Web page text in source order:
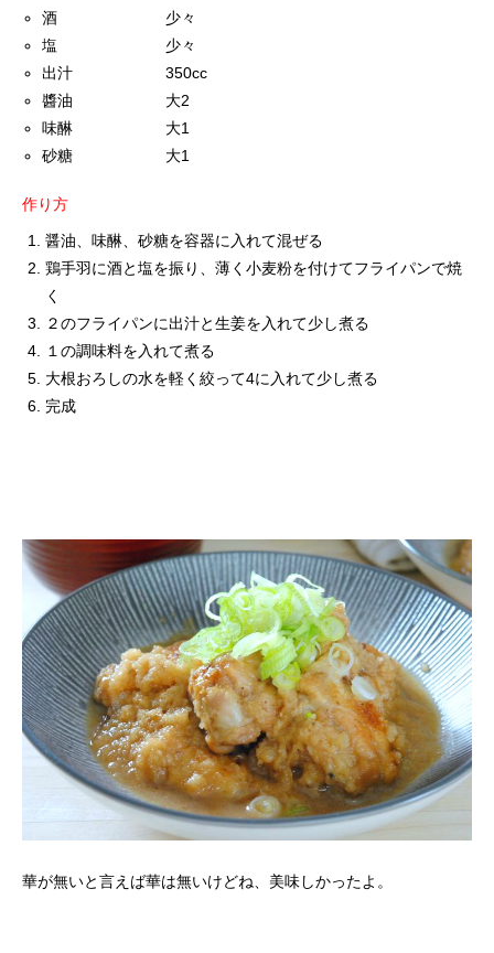
酒 少々
塩 少々
出汁 350cc
醬油 大2
味醂 大1
砂糖 大1
作り方
醤油、味醂、砂糖を容器に入れて混ぜる
鶏手羽に酒と塩を振り、薄く小麦粉を付けてフライパンで焼
く
２のフライパンに出汁と生姜を入れて少し煮る
１の調味料を入れて煮る
大根おろしの水を軽く絞って4に入れて少し煮る
完成
華が無いと言えば華は無いけどね、美味しかったよ。